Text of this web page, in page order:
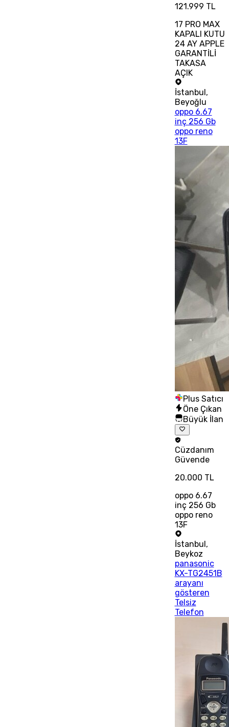
121.999 TL
17 PRO MAX
KAPALI KUTU
24 AY APPLE
GARANTİLİ
TAKASA
AÇIK
İstanbul,
Beyoğlu
oppo 6.67
inç 256 Gb
oppo reno
13F
Plus Satıcı
Öne Çıkan
Büyük İlan
Cüzdanım
Güvende
20.000 TL
oppo 6.67
inç 256 Gb
oppo reno
13F
İstanbul ,
Beykoz
panasonic
KX-TG2451B
arayanı
gösteren
Telsiz
Telefon